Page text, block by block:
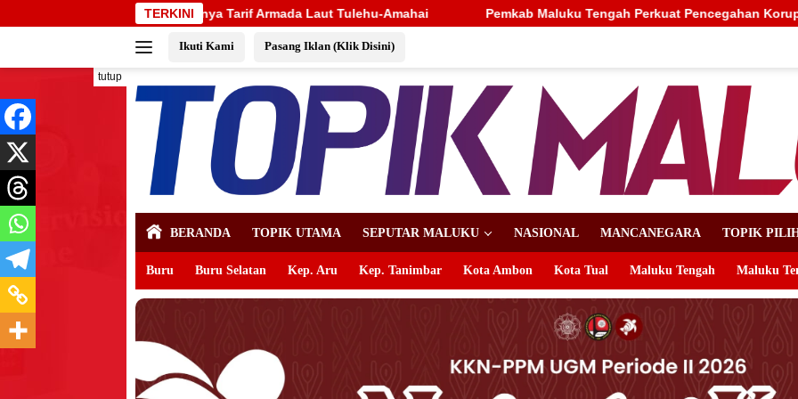
ke
TERKINI
Armada Laut Tulehu-Amahai Pemkab Maluku Tengah Perkuat Pencegahan Korupsi, Wabup Mario Lawalata
Ikuti Kami Pasang Iklan (Klik Disini)
tutup
BERANDA TOPIK UTAMA SEPUTAR MALUKU NASIONAL MANCANEGARA TOPIK
Buru Buru Selatan Kep. Aru Kep. Tanimbar Kota Ambon Kota Tual Maluku Tengah Maluku